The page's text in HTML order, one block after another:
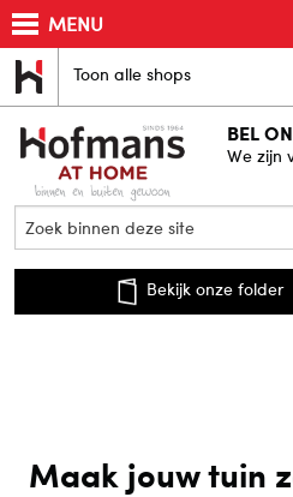
MENU
Toon alle shops
BEL
We zijn
Bekijk onze folder
Maak jouw tuin